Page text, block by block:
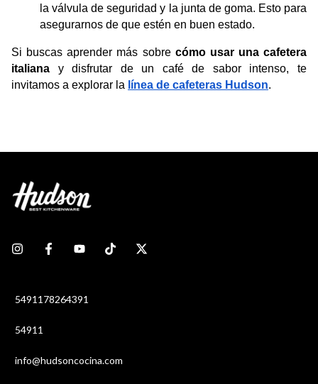
la válvula de seguridad y la junta de goma. Esto para
asegurarnos de que estén en buen estado.
Si buscas aprender más sobre cómo usar una cafetera
italiana y disfrutar de un café de sabor intenso, te
invitamos a explorar la línea de cafeteras Hudson.
5491178264391
54911
info@hudsoncocina.com